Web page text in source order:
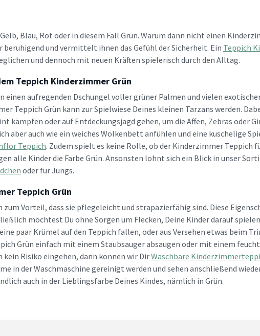
Blau, Rot oder in diesem Fall Grün. Warum dann nicht einen
beruhigend und vermittelt ihnen das Gefühl der Sicherheit. Ein Teppich
und dennoch mit neuen Kräften spielerisch durch den Alltag.
Teppich Kinderzimmer Grün
einen aufregenden Dschungel voller grüner Palmen und vielen
Teppich Grün kann zur Spielwiese Deines kleinen Tarzans werden.
kämpfen oder auf Entdeckungsjagd gehen, um die Affen, Zebras oder
aber auch wie ein weiches Wolkenbett anfühlen und eine kuschelige
Teppich. Zudem spielt es keine Rolle, ob der Kinderzimmer Teppich
alle Kinder die Farbe Grün. Ansonsten lohnt sich ein Blick in unser
oder für Jungs.
Teppich Grün
zum Vorteil, dass sie pflegeleicht und strapazierfähig sind. Diese
möchtest Du ohne Sorgen um Flecken, Deine Kinder darauf
paar Krümel auf den Teppich fallen, oder aus Versehen etwas beim
Grün einfach mit einem Staubsauger absaugen oder mit einem
Risiko eingehen, dann können wir DirWaschbare
in der Waschmaschine gereinigt werden und sehen anschließend
auch in der Lieblingsfarbe Deines Kindes, nämlich in Grün.